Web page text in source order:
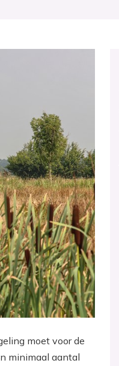
moet voor de
minimaal aantal